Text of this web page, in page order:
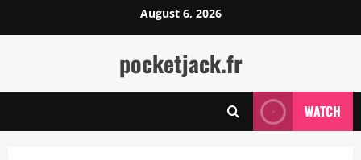
to
August 6, 2026
pocketjack.fr
WATCH